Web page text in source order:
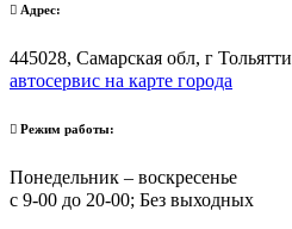
Адрес:
445028, Самарская обл, г
автосервис на карте города
Режим работы:
Понедельник – воскресенье
с 9-00 до 20-00; Без выходных